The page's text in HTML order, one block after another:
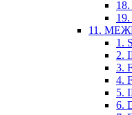
11.
1.
2.
3.
4.
5.
6.